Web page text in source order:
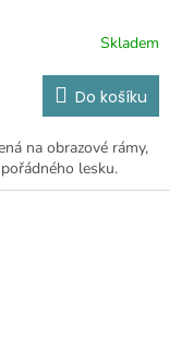
Skladem
Do košíku
na obrazové rámy,
lesku.